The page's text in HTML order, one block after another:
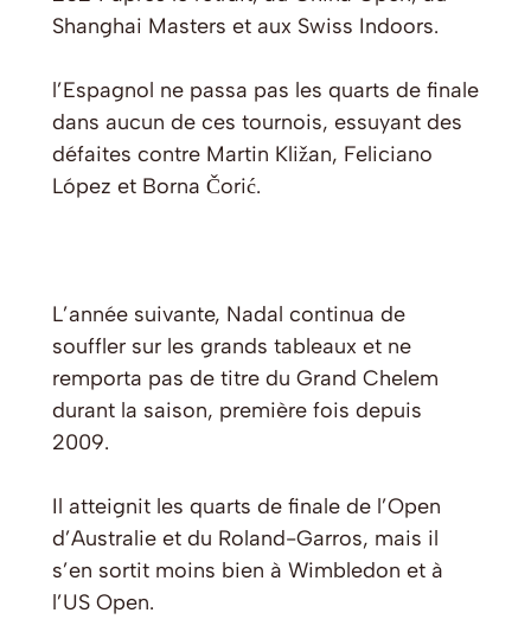
Shanghai Masters et aux Swiss Indoors.
l’Espagnol ne passa pas les quarts de finale
dans aucun de ces tournois, essuyant des
défaites contre Martin Kližan, Feliciano
López et Borna Čorić.
L’année suivante, Nadal continua de
souffler sur les grands tableaux et ne
remporta pas de titre du Grand Chelem
durant la saison, première fois depuis
2009.
Il atteignit les quarts de finale de l’Open
d’Australie et du Roland-Garros, mais il
s’en sortit moins bien à Wimbledon et à
l’US Open.